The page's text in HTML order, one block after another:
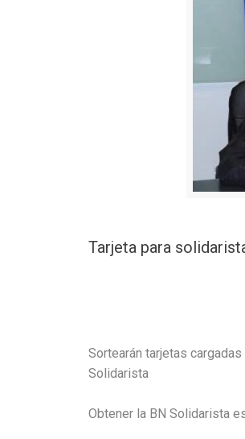
Tarjeta para
Sortearán tarjetas
Solidarista
Obtener la BN Solidarista